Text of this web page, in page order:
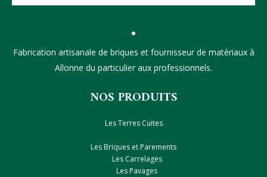
Fabrication artisanale de briques et fournisseur de matériaux à
Allonne du particulier aux professionnels.
NOS PRODUITS
Les Terres Cuites
Les Briques et Parements
Les Carrelages
Les Pavages